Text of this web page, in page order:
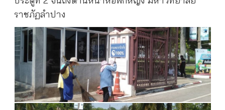
ราชภัฏลำปาง